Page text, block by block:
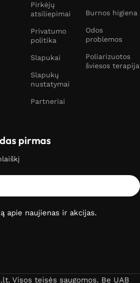
Pirkėjų
atsiliepimai
Privatumo
politika
Slapukai
Slapukų
nustatymai
Partneriai
Burnos higiena
Odos
problemos
Poliarizuotos
šviesos terapija
pirmas
apie naujienas ir akcijas.
Visos teisės saugomos. Be UAB